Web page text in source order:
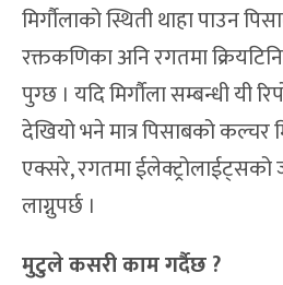
मिर्गौलाको स्थिती थाहा पाउन
रक्तकणिका अनि रगतमा
पुग्छ । यदि मिर्गाैला सम्बन्धी यी
देखियो भने मात्र पिसाबको कल्चर
एक्सरे, रगतमा ईलेक्ट्रोलाईट्सको
लाग्नुपर्छ ।
मुटुले कसरी काम गर्दैछ ?